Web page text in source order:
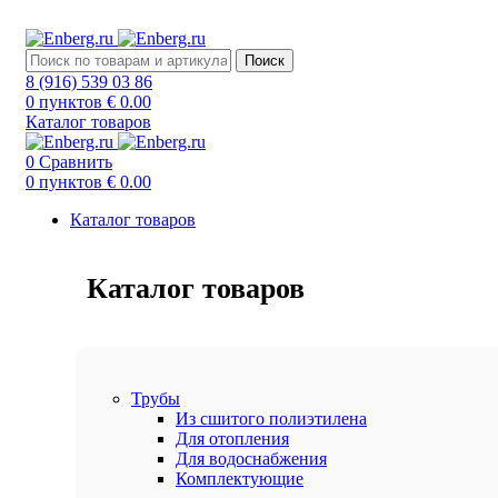
Поиск
8 (916) 539 03 86
0 пунктов € 0.00
Каталог товаров
0 Сравнить
0 пунктов € 0.00
Каталог товаров
Каталог товаров
Трубы
Из сшитого полиэтилена
Для отопления
Для водоснабжения
Комплектующие